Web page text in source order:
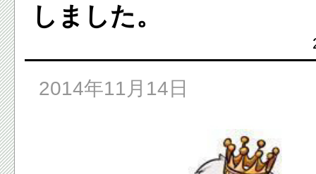
しました。
2014年11月14日